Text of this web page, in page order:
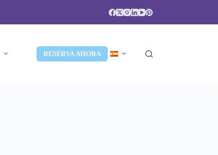
RESERVA AHORA